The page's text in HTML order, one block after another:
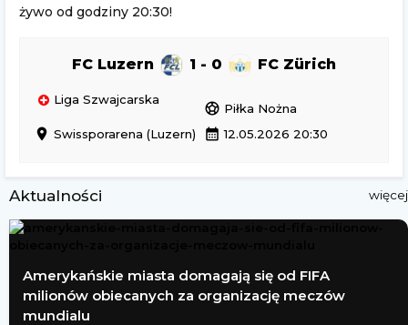
żywo od godziny 20:30!
FC Luzern 1 - 0 FC Zürich
Liga Szwajcarska
sports_soccer Piłka Nożna
location_on Swissporarena (Luzern) calendar_month 12.05.2026 20:30
Aktualności więcej
Amerykańskie miasta domagają się od FIFA
milionów obiecanych za organizację meczów
mundialu